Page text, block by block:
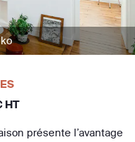
HT
présente l’avantage